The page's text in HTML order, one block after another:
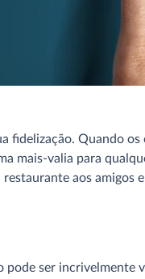
fidelização. Quando os
mais-valia para
aos amigos
ser incrivelmente